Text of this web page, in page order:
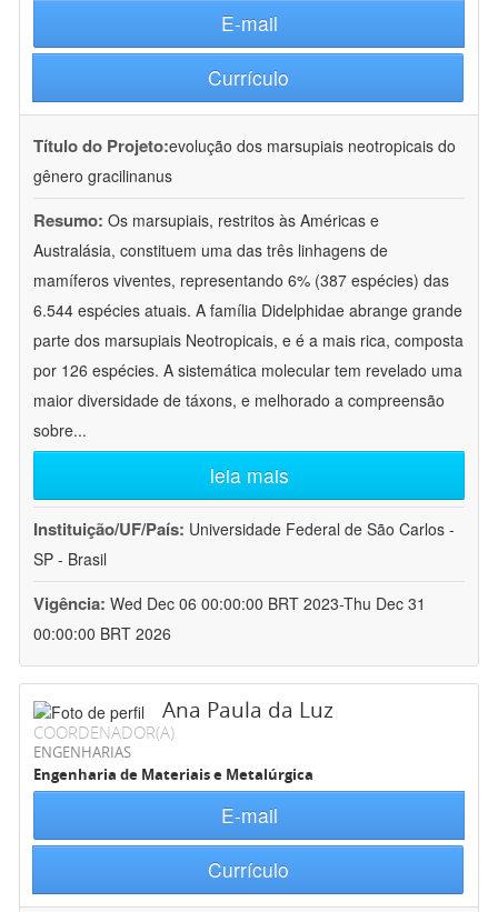
E-mail
Currículo
Título do Projeto:evolução dos marsupiais neotropicais do
gênero gracilinanus
Resumo: Os marsupiais, restritos às Américas e
Australásia, constituem uma das três linhagens de
mamíferos viventes, representando 6% (387 espécies) das
6.544 espécies atuais. A família Didelphidae abrange grande
parte dos marsupiais Neotropicais, e é a mais rica, composta
por 126 espécies. A sistemática molecular tem revelado uma
maior diversidade de táxons, e melhorado a compreensão
sobre...
leia mais
Instituição/UF/País: Universidade Federal de São Carlos -
SP - Brasil
Vigência: Wed Dec 06 00:00:00 BRT 2023-Thu Dec 31
00:00:00 BRT 2026
Ana Paula da Luz
COORDENADOR(A)
ENGENHARIAS
Engenharia de Materiais e Metalúrgica
E-mail
Currículo